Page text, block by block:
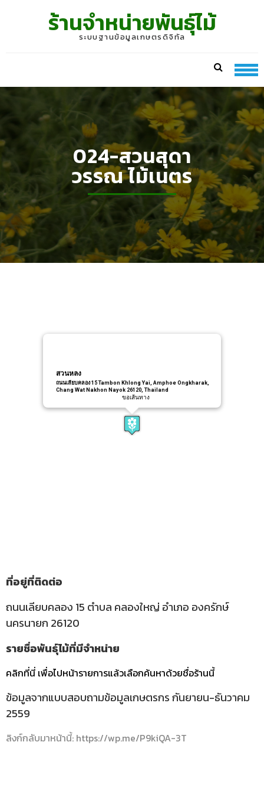
ร้านจำหน่ายพันธุ์ไม้
ระบบฐานข้อมูลเกษตรดิจิทัล
024-สวนสุดา
วรรณ ไม้เนตร
สวนหลง
ถนนเลียบคลอง 15 Tambon Khlong Yai, Amphoe Ongkharak,
Chang Wat Nakhon Nayok 26120, Thailand
ขอเส้นทาง
ที่อยู่ที่ติดต่อ
ถนนเลียบคลอง 15 ตำบล คลองใหญ่ อำเภอ องครักษ์
นครนายก 26120
รายชื่อพันธุ์ไม้ที่มีจำหน่าย
คลิกที่นี่ เพื่อไปหน้ารายการแล้วเลือกค้นหาด้วยชื่อร้านนี้
ข้อมูลจากแบบสอบถามข้อมูลเกษตรกร กันยายน-ธันวาคม
2559
ลิงก์กลับมาหน้านี้: https://wp.me/P9kiQA-3T